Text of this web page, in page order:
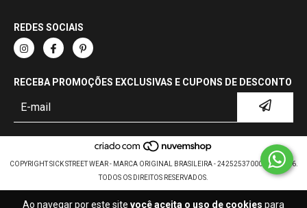
Ao navegar por este site você aceita o uso de cookies para
REDES SOCIAIS
RECEBA PROMOÇÕES EXCLUSIVAS E CUPONS DE DESCONTO
COPYRIGHT SICK STREET WEAR - MARCA ORIGINAL BRASILEIRA - 24252537000107 - 2026.
TODOS OS DIREITOS RESERVADOS.